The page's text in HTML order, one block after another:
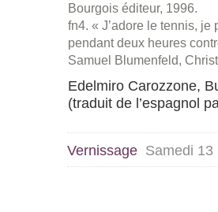
Bourgois éditeur, 1996.
fn4. « J’adore le tennis,
pendant deux heures
Samuel Blumenfeld,
Edelmiro Carozzone,
(traduit de l’espagnol
Vernissage Samedi